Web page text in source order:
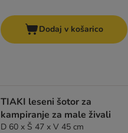
Dodaj v košarico
TIAKI leseni šotor za
kampiranje za male živali
D 60 x Š 47 x V 45 cm